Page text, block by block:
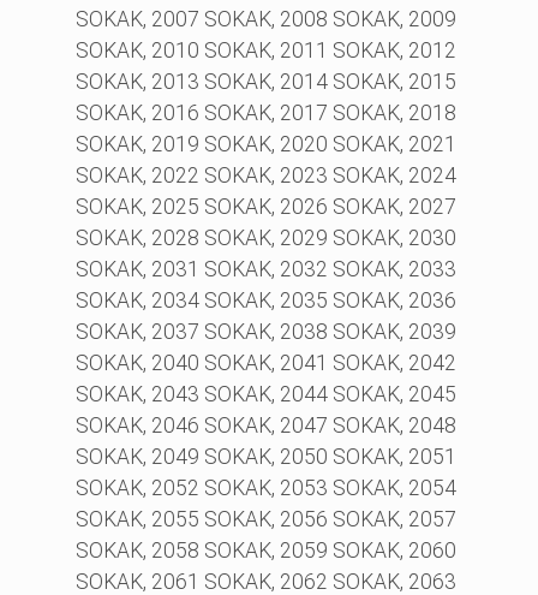
SOKAK, 2007 SOKAK, 2008 SOKAK, 2009
SOKAK, 2010 SOKAK, 2011 SOKAK, 2012
SOKAK, 2013 SOKAK, 2014 SOKAK, 2015
SOKAK, 2016 SOKAK, 2017 SOKAK, 2018
SOKAK, 2019 SOKAK, 2020 SOKAK, 2021
SOKAK, 2022 SOKAK, 2023 SOKAK, 2024
SOKAK, 2025 SOKAK, 2026 SOKAK, 2027
SOKAK, 2028 SOKAK, 2029 SOKAK, 2030
SOKAK, 2031 SOKAK, 2032 SOKAK, 2033
SOKAK, 2034 SOKAK, 2035 SOKAK, 2036
SOKAK, 2037 SOKAK, 2038 SOKAK, 2039
SOKAK, 2040 SOKAK, 2041 SOKAK, 2042
SOKAK, 2043 SOKAK, 2044 SOKAK, 2045
SOKAK, 2046 SOKAK, 2047 SOKAK, 2048
SOKAK, 2049 SOKAK, 2050 SOKAK, 2051
SOKAK, 2052 SOKAK, 2053 SOKAK, 2054
SOKAK, 2055 SOKAK, 2056 SOKAK, 2057
SOKAK, 2058 SOKAK, 2059 SOKAK, 2060
SOKAK, 2061 SOKAK, 2062 SOKAK, 2063